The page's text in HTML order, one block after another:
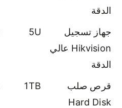
الدقة
جهاز تسجيل
Hikvision عالي
الدقة
5U
قرص صلب
Hard Disk
1TB